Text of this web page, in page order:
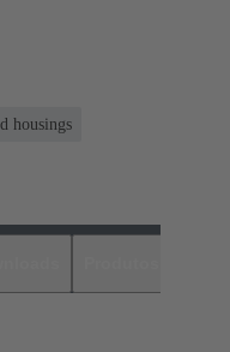
housings